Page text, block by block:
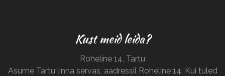
Kust meid leida?
Roheline 14, Tartu
Asume Tartu linna servas, aadressil Roheline 14. Kui tuled